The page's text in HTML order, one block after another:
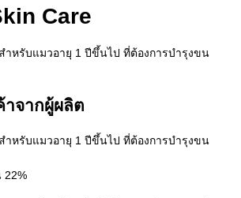
Care
ำหรับแมวอายุ 1 ปีขึ้นไป ที่ต้องการบำรุงขน
จากผู้ผลิต
ำหรับแมวอายุ 1 ปีขึ้นไป ที่ต้องการบำรุงขน
22%